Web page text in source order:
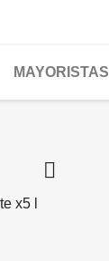
MAYORISTAS
